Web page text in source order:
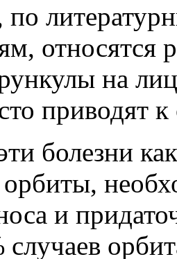
по
относятся
на
приводят
болезни
и
случаев